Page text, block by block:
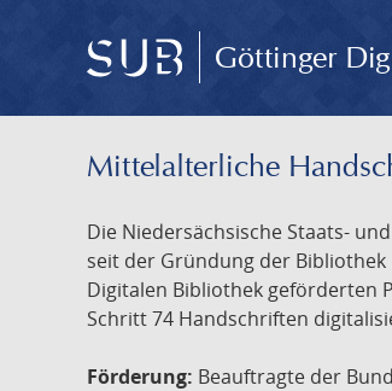
Göttinger
Mittelalterliche
Die Niedersächsische Staats-
seit der Gründung der Bibliothek
Digitalen Bibliothek geförderten
Schritt 74 Handschriften
Förderung: Beauftragte der